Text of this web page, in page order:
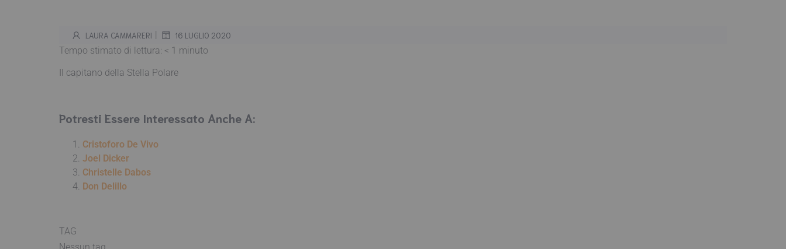
LAURA CAMMARERI | 16 LUGLIO 2020
Tempo stimato di lettura: < 1 minuto
Il capitano della Stella Polare
Potresti Essere Interessato Anche A:
Cristoforo De Vivo
Joel Dicker
Christelle Dabos
Don Delillo
TAG